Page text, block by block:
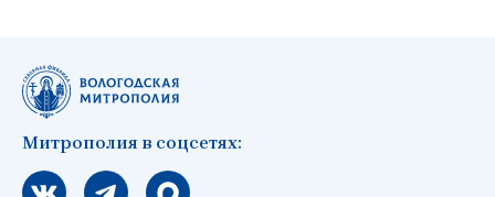
Митрополия в соцсетях:
Мы вконтакте
Мы в telegram
Мы в Макс